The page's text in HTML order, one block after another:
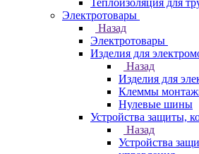
Теплоизоляция для
Электротовары
Назад
Электротовары
Изделия для
Назад
Изделия для
Клеммы
Нулевые шины
Устройства защиты,
Назад
Устройства